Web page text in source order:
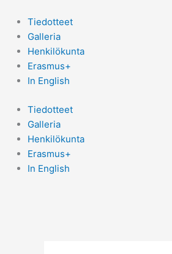
sisältöönTiedotteet
Galleria
Henkilökunta
Erasmus+
In English
Tiedotteet
Galleria
Henkilökunta
Erasmus+
In English